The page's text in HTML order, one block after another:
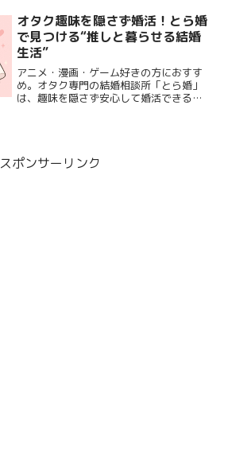
オタク趣味を隠さず婚活！とら婚
で見つける“推しと暮らせる結婚
生活”
アニメ・漫画・ゲーム好きの方におすす
め。オタク専門の結婚相談所「とら婚」
は、趣味を隠さず安心して婚活できる場
スポンサーリンク